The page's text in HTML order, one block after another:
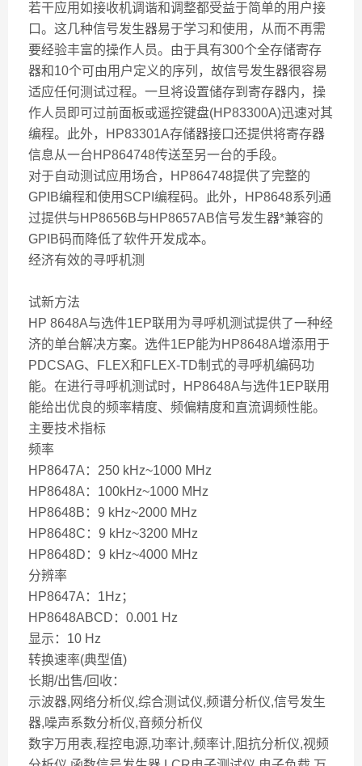
若干应用如接收机调谐和调整都受益于简单的用户接
口。这几种信号发生器易于学习和使用，从而不再需
要经验丰富的操作人员。由于具有300个全存储寄存
器和10个可由用户定义的序列，故信号发生器很容易
适应任何测试过程。一旦将设置储存到寄存器内，操
作人员即可过前面板或遥控键盘(HP83300A)迅速对其
编程。此外，HP83301A存储器接口还提供将寄存器
信息从一台HP864748传送至另一台的手段。
对于自动测试应用场合，HP864748提供了完整的
GPIB编程和使用SCPI编程码。此外，HP8648系列通
过提供与HP8656B与HP8657AB信号发生器*兼容的
GPIB码而降低了软件开发成本。
经济有效的寻呼机测
试新方法
HP 8648A与选件1EP联用为寻呼机测试提供了一种经
济的单台解决方案。选件1EP能为HP8648A增添用于
PDCSAG、FLEX和FLEX-TD制式的寻呼机编码功
能。在进行寻呼机测试时，HP8648A与选件1EP联用
能给出优良的频率精度、频偏精度和直流调频性能。
主要技术指标
频率
HP8647A：250 kHz~1000 MHz
HP8648A：100kHz~1000 MHz
HP8648B：9 kHz~2000 MHz
HP8648C：9 kHz~3200 MHz
HP8648D：9 kHz~4000 MHz
分辨率
HP8647A：1Hz；
HP8648ABCD：0.001 Hz
显示：10 Hz
转换速率(典型值)
长期/出售/回收：
示波器,网络分析仪,综合测试仪,频谱分析仪,信号发生
器,噪声系数分析仪,音频分析仪
数字万用表,程控电源,功率计,频率计,阻抗分析仪,视频